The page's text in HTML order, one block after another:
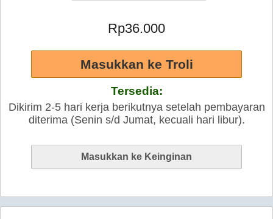
Rp36.000
Tersedia:
Dikirim 2-5 hari kerja berikutnya setelah pembayaran
diterima (Senin s/d Jumat, kecuali hari libur).